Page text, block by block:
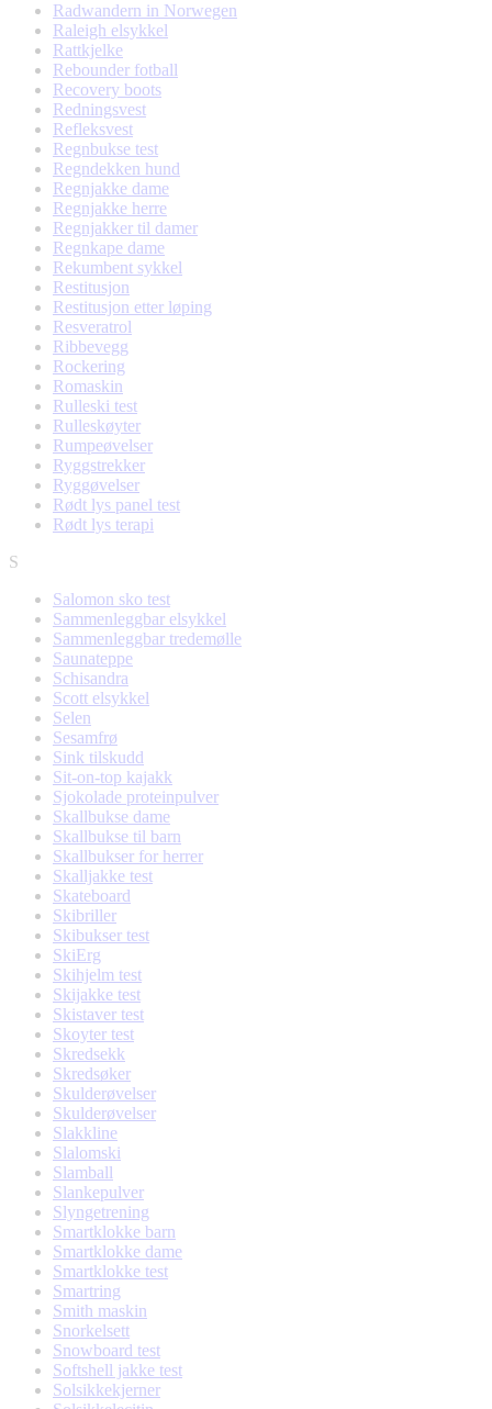
Radwandern in Norwegen
Raleigh elsykkel
Rattkjelke
Rebounder fotball
Recovery boots
Redningsvest
Refleksvest
Regnbukse test
Regndekken hund
Regnjakke dame
Regnjakke herre
Regnjakker til damer
Regnkape dame
Rekumbent sykkel
Restitusjon
Restitusjon etter løping
Resveratrol
Ribbevegg
Rockering
Romaskin
Rulleski test
Rulleskøyter
Rumpeøvelser
Ryggstrekker
Ryggøvelser
Rødt lys panel test
Rødt lys terapi
S
Salomon sko test
Sammenleggbar elsykkel
Sammenleggbar tredemølle
Saunateppe
Schisandra
Scott elsykkel
Selen
Sesamfrø
Sink tilskudd
Sit-on-top kajakk
Sjokolade proteinpulver
Skallbukse dame
Skallbukse til barn
Skallbukser for herrer
Skalljakke test
Skateboard
Skibriller
Skibukser test
SkiErg
Skihjelm test
Skijakke test
Skistaver test
Skoyter test
Skredsekk
Skredsøker
Skulderøvelser
Skulderøvelser
Slakkline
Slalomski
Slamball
Slankepulver
Slyngetrening
Smartklokke barn
Smartklokke dame
Smartklokke test
Smartring
Smith maskin
Snorkelsett
Snowboard test
Softshell jakke test
Solsikkekjerner